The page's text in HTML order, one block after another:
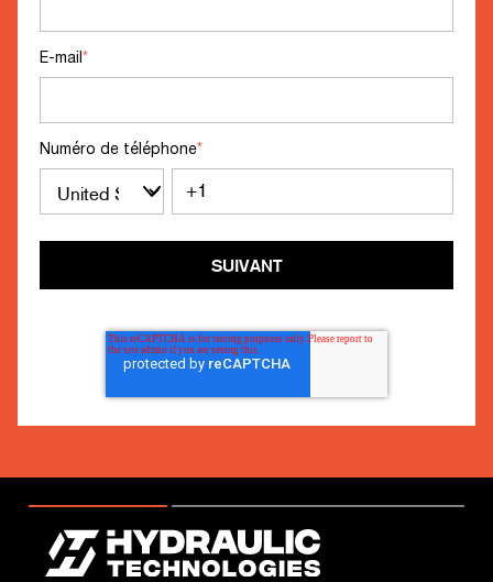
E-mail *
Numéro de téléphone*
SUIVANT